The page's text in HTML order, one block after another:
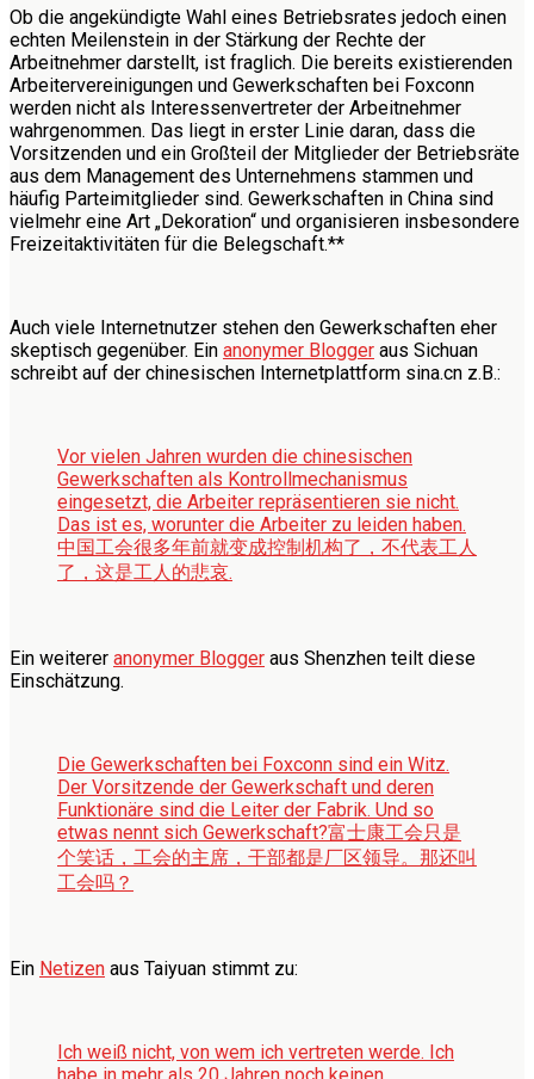
Ob die angekündigte Wahl eines Betriebsrates jedoch einen
echten Meilenstein in der Stärkung der Rechte der
Arbeitnehmer darstellt, ist fraglich. Die bereits existierenden
Arbeitervereinigungen und Gewerkschaften bei Foxconn
werden nicht als Interessenvertreter der Arbeitnehmer
wahrgenommen. Das liegt in erster Linie daran, dass die
Vorsitzenden und ein Großteil der Mitglieder der Betriebsräte
aus dem Management des Unternehmens stammen und
häufig Parteimitglieder sind. Gewerkschaften in China sind
vielmehr eine Art „Dekoration“ und organisieren insbesondere
Freizeitaktivitäten für die Belegschaft.**
Auch viele Internetnutzer stehen den Gewerkschaften eher
skeptisch gegenüber. Ein anonymer Blogger aus Sichuan
schreibt auf der chinesischen Internetplattform sina.cn z.B.:
Vor vielen Jahren wurden die chinesischen
Gewerkschaften als Kontrollmechanismus
eingesetzt, die Arbeiter repräsentieren sie nicht.
Das ist es, worunter die Arbeiter zu leiden haben.
中国工会很多年前就变成控制机构了，不代表工人
了，这是工人的悲哀.
Ein weiterer anonymer Blogger aus Shenzhen teilt diese
Einschätzung.
Die Gewerkschaften bei Foxconn sind ein Witz.
Der Vorsitzende der Gewerkschaft und deren
Funktionäre sind die Leiter der Fabrik. Und so
etwas nennt sich Gewerkschaft?富士康工会只是
个笑话，工会的主席，干部都是厂区领导。那还叫
工会吗？
Ein Netizen aus Taiyuan stimmt zu:
Ich weiß nicht, von wem ich vertreten werde. Ich